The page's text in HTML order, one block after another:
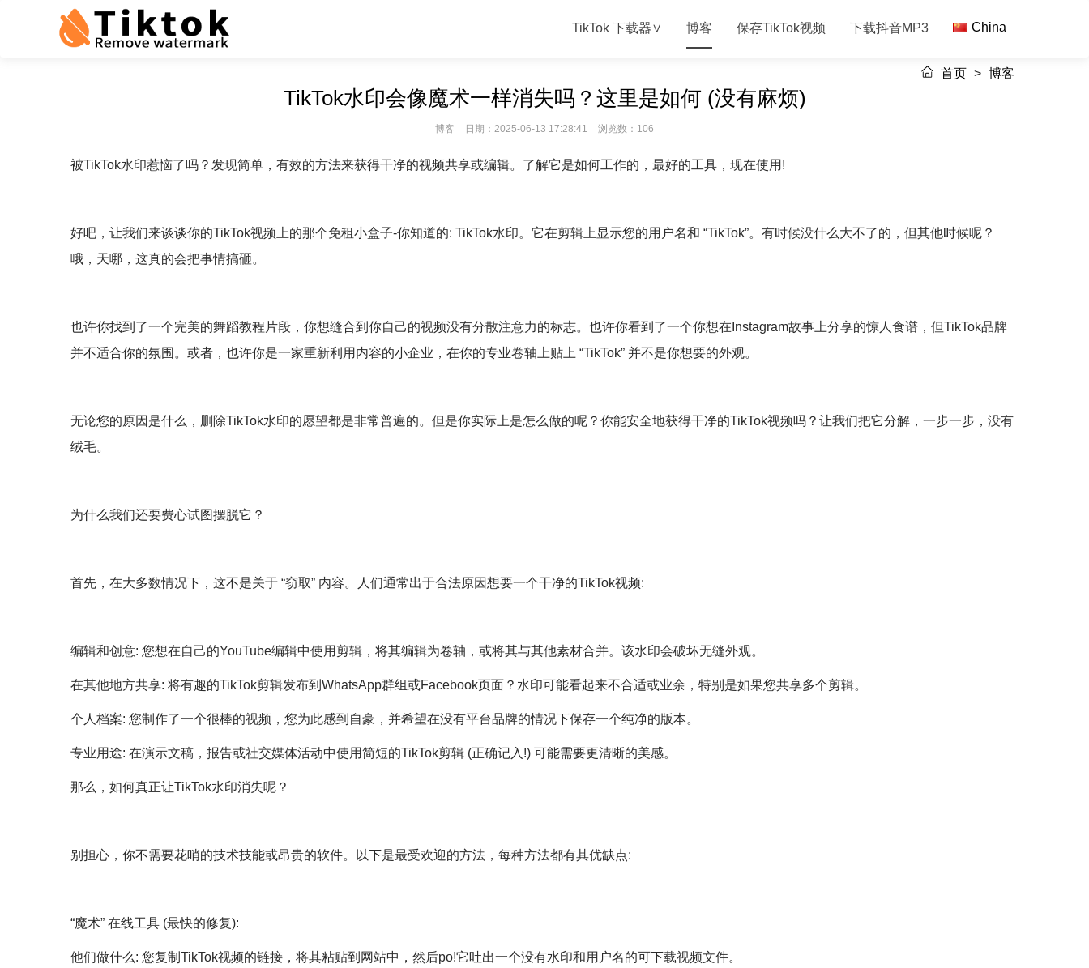
TikTok 下载器∨ 博客 保存TikTok视频 下载抖音MP3 China
首页 > 博客
TikTok水印会像魔术一样消失吗？这里是如何 (没有麻烦)
博客 日期：2025-06-13 17:28:41 浏览数：106
被TikTok水印惹恼了吗？发现简单，有效的方法来获得干净的视频共享或编辑。了解它是如何工作的，最好的工具，现在使用!
好吧，让我们来谈谈你的TikTok视频上的那个免租小盒子-你知道的: TikTok水印。它在剪辑上显示您的用户名和 “TikTok”。有时候没什么大不了的，但其他时候呢？
哦，天哪，这真的会把事情搞砸。
也许你找到了一个完美的舞蹈教程片段，你想缝合到你自己的视频没有分散注意力的标志。也许你看到了一个你想在Instagram故事上分享的惊人食谱，但TikTok品牌
并不适合你的氛围。或者，也许你是一家重新利用内容的小企业，在你的专业卷轴上贴上 “TikTok” 并不是你想要的外观。
无论您的原因是什么，删除TikTok水印的愿望都是非常普遍的。但是你实际上是怎么做的呢？你能安全地获得干净的TikTok视频吗？让我们把它分解，一步一步，没有
绒毛。
为什么我们还要费心试图摆脱它？
首先，在大多数情况下，这不是关于 “窃取” 内容。人们通常出于合法原因想要一个干净的TikTok视频:
编辑和创意: 您想在自己的YouTube编辑中使用剪辑，将其编辑为卷轴，或将其与其他素材合并。该水印会破坏无缝外观。
在其他地方共享: 将有趣的TikTok剪辑发布到WhatsApp群组或Facebook页面？水印可能看起来不合适或业余，特别是如果您共享多个剪辑。
个人档案: 您制作了一个很棒的视频，您为此感到自豪，并希望在没有平台品牌的情况下保存一个纯净的版本。
专业用途: 在演示文稿，报告或社交媒体活动中使用简短的TikTok剪辑 (正确记入!) 可能需要更清晰的美感。
那么，如何真正让TikTok水印消失呢？
别担心，你不需要花哨的技术技能或昂贵的软件。以下是最受欢迎的方法，每种方法都有其优缺点:
“魔术” 在线工具 (最快的修复):
他们做什么: 您复制TikTok视频的链接，将其粘贴到网站中，然后po!它吐出一个没有水印和用户名的可下载视频文件。